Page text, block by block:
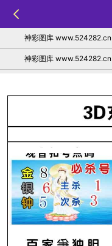
神彩图库 www.524282.cn
神彩图库 www.524282.cn